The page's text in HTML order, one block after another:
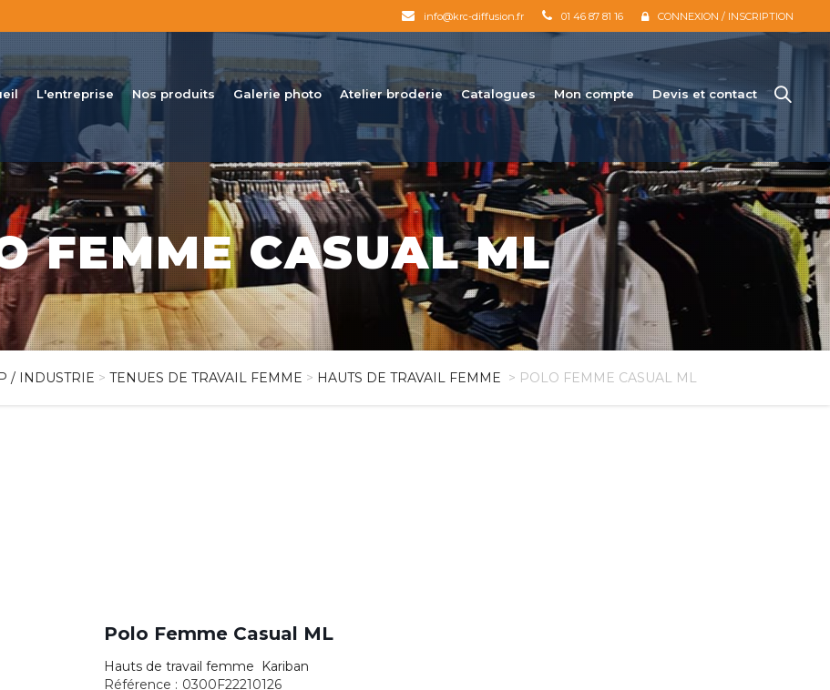
info@krc-diffusion.fr 01 46 87 81 16 CONNEXION / INSCRIPTION
L'entreprise Nos produits Galerie photo Atelier broderie Catalogues Mon compte Devis et contact
FEMME CASUAL ML
/ INDUSTRIE > TENUES DE TRAVAIL FEMME > HAUTS DE TRAVAIL FEMME > POLO FEMME CASUAL ML
Polo Femme Casual ML
Hauts de travail femme Kariban
Référence : 0300F22210126